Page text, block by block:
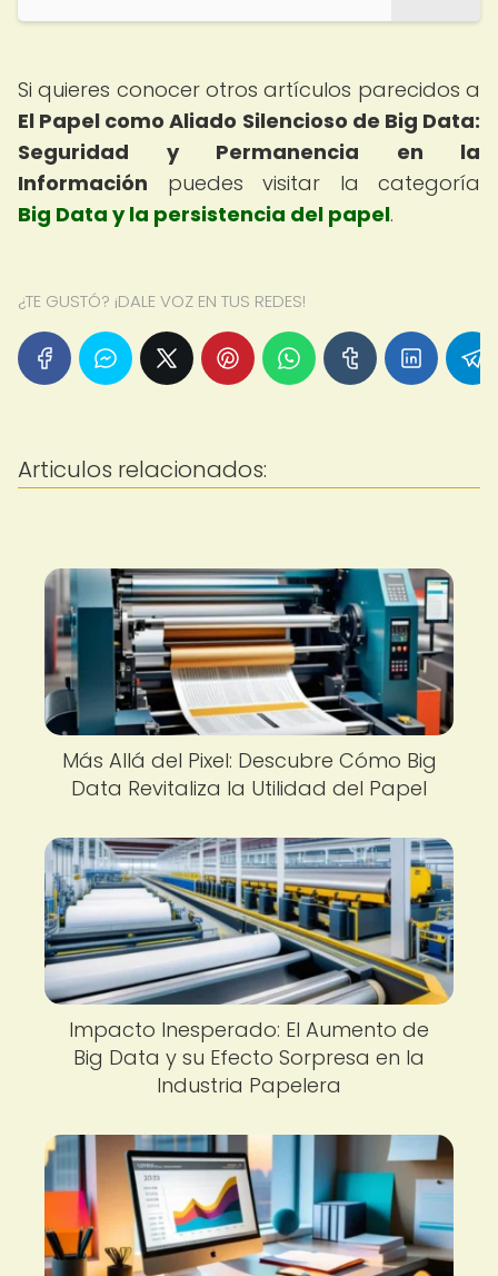
Si quieres conocer otros artículos parecidos a
El Papel como Aliado Silencioso de Big Data:
Seguridad y Permanencia en la
Información puedes visitar la categoría
Big Data y la persistencia del papel.
¿TE GUSTÓ? ¡DALE VOZ EN TUS REDES!
Articulos relacionados:
Más Allá del Pixel: Descubre Cómo Big
Data Revitaliza la Utilidad del Papel
Impacto Inesperado: El Aumento de
Big Data y su Efecto Sorpresa en la
Industria Papelera